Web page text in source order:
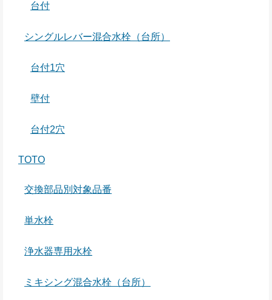
台付
シングルレバー混合水栓（台所）
台付1穴
壁付
台付2穴
TOTO
交換部品別対象品番
単水栓
浄水器専用水栓
ミキシング混合水栓（台所）